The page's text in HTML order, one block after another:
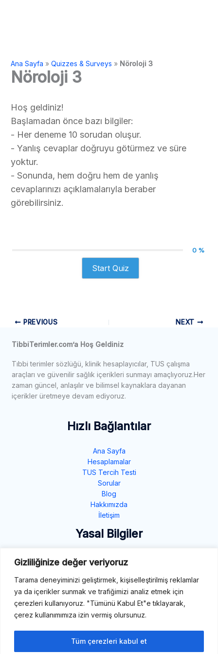
Gizliliğinize değer veriyoruz
Tarama deneyiminizi geliştirmek, kişiselleştirilmiş reklamlar
ya da içerikler sunmak ve trafiğimizi analiz etmek için
çerezleri kullanıyoruz. "Tümünü Kabul Et"e tıklayarak,
çerez kullanımımıza izin vermiş olursunuz.
Tüm çerezleri kabul et
Ana Sayfa » Quizzes & Surveys » Nöroloji 3
Nöroloji 3
Hoş geldiniz!
Başlamadan önce bazı bilgiler:
- Her deneme 10 sorudan oluşur.
- Yanlış cevaplar doğruyu götürmez ve süre
yoktur.
- Sonunda, hem doğru hem de yanlış
cevaplarınızı açıklamalarıyla beraber
görebilirsiniz.
0 %
Start Quiz
PREVIOUS NEXT
TibbiTerimler.com’a Hoş Geldiniz
Tıbbi terimler sözlüğü, klinik hesaplayıcılar, TUS çalışma
araçları ve güvenilir sağlık içerikleri sunmayı amaçlıyoruz.Her
zaman güncel, anlaşılır ve bilimsel kaynaklara dayanan
içerikler üretmeye devam ediyoruz.
Hızlı Bağlantılar
Ana Sayfa
Hesaplamalar
TUS Tercih Testi
Sorular
Blog
Hakkımızda
İletişim
Yasal Bilgiler
Gizlilik Politikası
Çerez Politikası
Şartlar ve Koşullar
İletişim
E-Mail: destek@tibbiterimler.com
LinkedIn